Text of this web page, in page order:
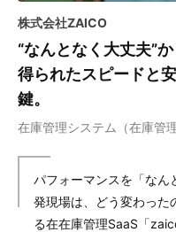
株式会社ZAICO
“なんとなく大丈夫”
得られたスピードと
鍵。
在庫管理システム（在庫管
パフォーマンスを「なん
発現場は、どう変わった
る在在庫管理SaaS「